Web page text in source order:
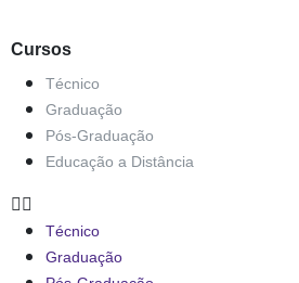
Cursos
Técnico
Graduação
Pós-Graduação
Educação a Distância
Técnico
Graduação